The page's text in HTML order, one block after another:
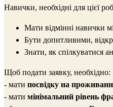
Навички, необхідні для цієї
Мати відмінні навички
Бути допитливими,
Знати, як спілкуватися
Щоб подати заявку, необхідно:
- мати посвідку на
- мати мінімальний рівень